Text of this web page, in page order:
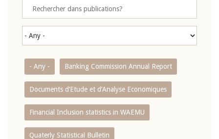
- Any - Banking Commission Annual Report
Documents d’Etude et d’Analyse Economiques
Financial Inclusion statistics in WAEMU
Quaterly Statistical Bulletin